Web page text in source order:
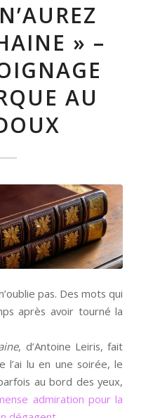
» –
AU
pas. Des mots qui
après avoir tourné la
, d’Antoine Leiris, fait
l’ai lu en une soirée, le
au bord des yeux,
admiration pour la